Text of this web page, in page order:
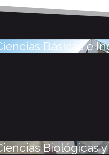
Básicas e
Biológicas